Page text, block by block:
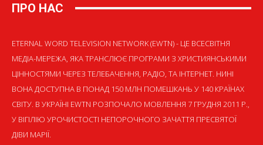
ПРО НАС
ETERNAL WORD TELEVISION NETWORK (EWTN) - ЦЕ ВСЕСВІТНЯ
МЕДІА-МЕРЕЖА, ЯКА ТРАНСЛЮЄ ПРОГРАМИ З ХРИСТИЯНСЬКИМИ
ЦІННОСТЯМИ ЧЕРЕЗ ТЕЛЕБАЧЕННЯ, РАДІО, ТА ІНТЕРНЕТ. НИНІ
ВОНА ДОСТУПНА В ПОНАД 150 МЛН ПОМЕШКАНЬ У 140 КРАЇНАХ
СВІТУ. В УКРАЇНІ EWTN РОЗПОЧАЛО МОВЛЕННЯ 7 ГРУДНЯ 2011 Р.,
У ВІГІЛІЮ УРОЧИСТОСТІ НЕПОРОЧНОГО ЗАЧАТТЯ ПРЕСВЯТОЇ
ДІВИ МАРІЇ.